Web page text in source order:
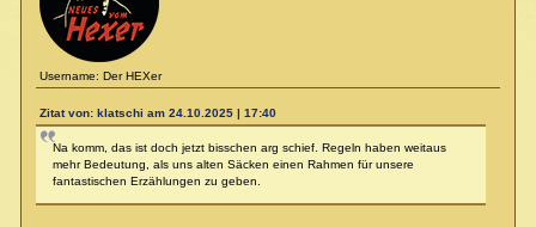
Username: Der HEXer
Zitat von: klatschi am 24.10.2025 | 17:40
Na komm, das ist doch jetzt bisschen arg schief. Regeln haben weitaus
mehr Bedeutung, als uns alten Säcken einen Rahmen für unsere
fantastischen Erzählungen zu geben.